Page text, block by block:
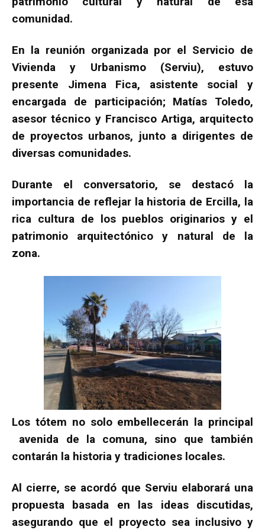
comunidad.
En la reunión organizada por el Servicio de
Vivienda y Urbanismo (Serviu), estuvo
presente Jimena Fica, asistente social y
encargada de participación; Matías Toledo,
asesor técnico y Francisco Artiga, arquitecto
de proyectos urbanos, junto a dirigentes de
diversas comunidades.
Durante el conversatorio, se destacó la
importancia de reflejar la historia de Ercilla, la
rica cultura de los pueblos originarios y el
patrimonio arquitectónico y natural de la
zona.
Los tótem no solo embellecerán la principal
avenida de la comuna, sino que también
contarán la historia y tradiciones locales.
Al cierre, se acordó que Serviu elaborará una
propuesta basada en las ideas discutidas,
asegurando que el proyecto sea inclusivo y